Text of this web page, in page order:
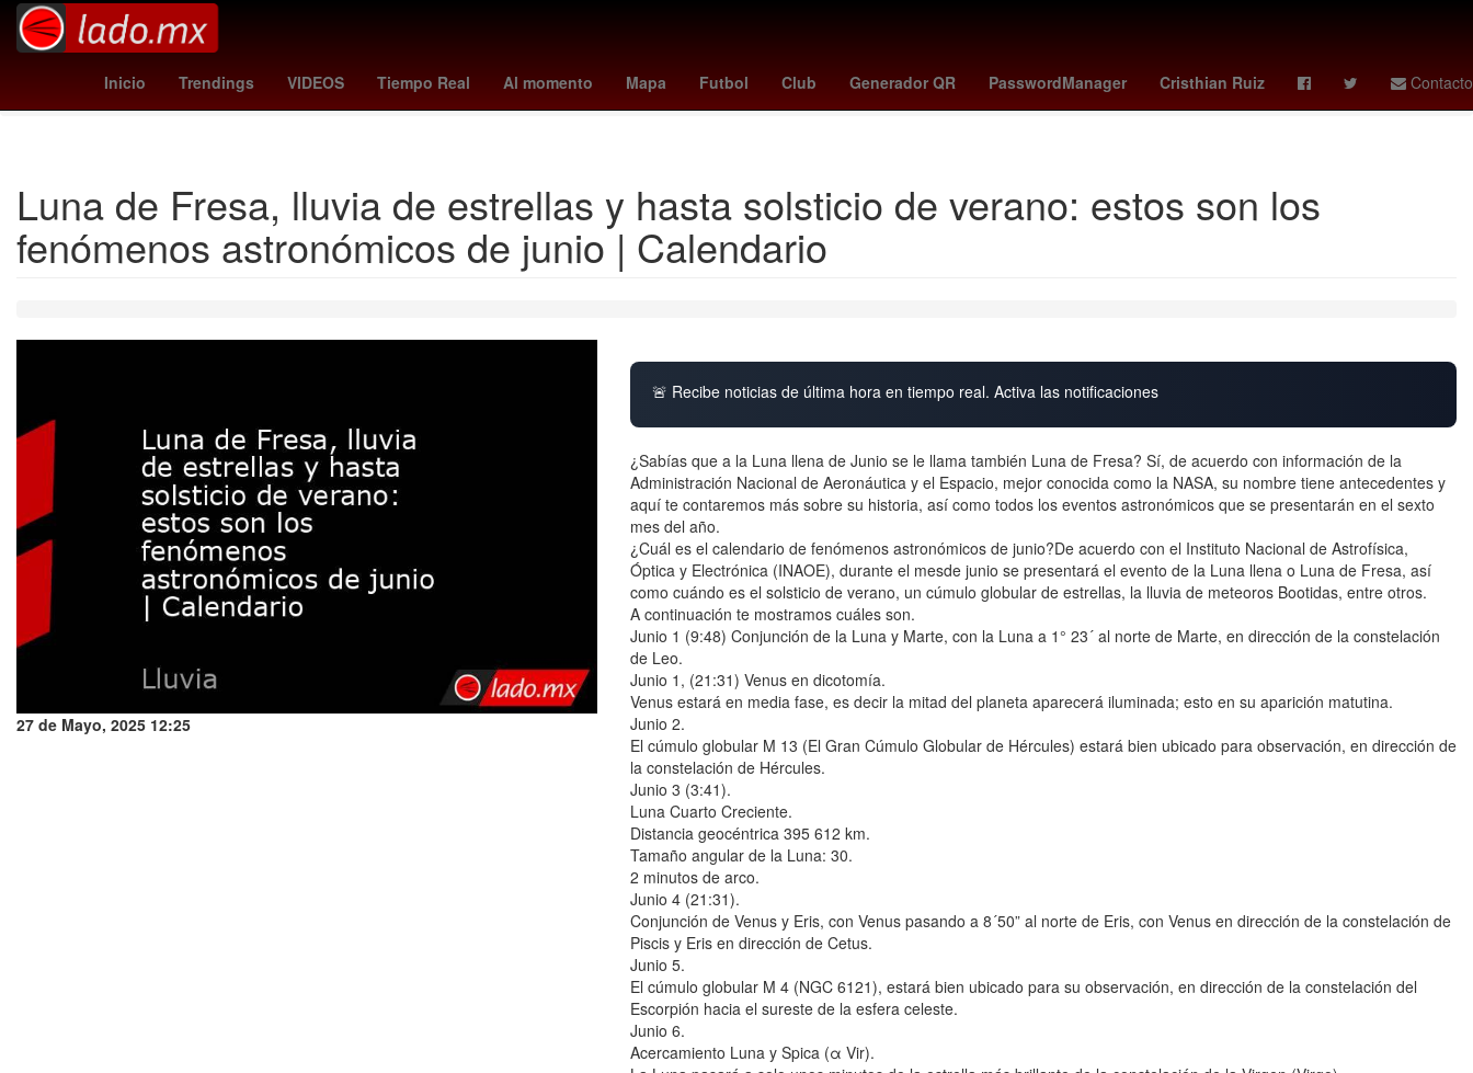
Inicio Trendings VIDEOS Tiempo Real Al momento Mapa Futbol Club Generador QR PasswordManager Cristhian Ruiz Contacto
ricardo adé estadísticas de selección de fútbol de brasil contra selección de fútbol de haití cristiano ronaldo jr. raphinha brazil world cup Filadelfia Musulmán
douglas santos
Luna de Fresa, lluvia de estrellas y hasta solsticio de verano: estos son los
fenómenos astronómicos de junio | Calendario
27 de Mayo, 2025 12:25
🚨 Recibe noticias de última hora en tiempo real. Activa las notificaciones
¿Sabías que a la Luna llena de Junio se le llama también Luna de Fresa? Sí, de acuerdo con información de la
Administración Nacional de Aeronáutica y el Espacio, mejor conocida como la NASA, su nombre tiene antecedentes y
aquí te contaremos más sobre su historia, así como todos los eventos astronómicos que se presentarán en el sexto
mes del año.
¿Cuál es el calendario de fenómenos astronómicos de junio?De acuerdo con el Instituto Nacional de Astrofísica,
Óptica y Electrónica (INAOE), durante el mesde junio se presentará el evento de la Luna llena o Luna de Fresa, así
como cuándo es el solsticio de verano, un cúmulo globular de estrellas, la lluvia de meteoros Bootidas, entre otros.
A continuación te mostramos cuáles son.
Junio 1 (9:48) Conjunción de la Luna y Marte, con la Luna a 1° 23´ al norte de Marte, en dirección de la constelación
de Leo.
Junio 1, (21:31) Venus en dicotomía.
Venus estará en media fase, es decir la mitad del planeta aparecerá iluminada; esto en su aparición matutina.
Junio 2.
El cúmulo globular M 13 (El Gran Cúmulo Globular de Hércules) estará bien ubicado para observación, en dirección de
la constelación de Hércules.
Junio 3 (3:41).
Luna Cuarto Creciente.
Distancia geocéntrica 395 612 km.
Tamaño angular de la Luna: 30.
2 minutos de arco.
Junio 4 (21:31).
Conjunción de Venus y Eris, con Venus pasando a 8´50” al norte de Eris, con Venus en dirección de la constelación de
Piscis y Eris en dirección de Cetus.
Junio 5.
El cúmulo globular M 4 (NGC 6121), estará bien ubicado para su observación, en dirección de la constelación del
Escorpión hacia el sureste de la esfera celeste.
Junio 6.
Acercamiento Luna y Spica (α Vir).